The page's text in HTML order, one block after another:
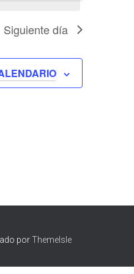
Evento
Siguiente día
porThemeIsle